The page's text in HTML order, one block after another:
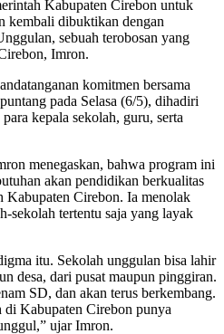
Kabupaten Cirebon untuk
kembali dibuktikan dengan
sebuah terobosan yang
Imron.
komitmen bersama
pada Selasa (6/5), dihadiri
kepala sekolah, guru, serta
menegaskan, bahwa program ini
akan pendidikan berkualitas
Kabupaten Cirebon. Ia menolak
sekolah tertentu saja yang layak
itu. Sekolah unggulan bisa lahir
desa, dari pusat maupun pinggiran.
SD, dan akan terus berkembang.
Kabupaten Cirebon punya
ujar Imron.